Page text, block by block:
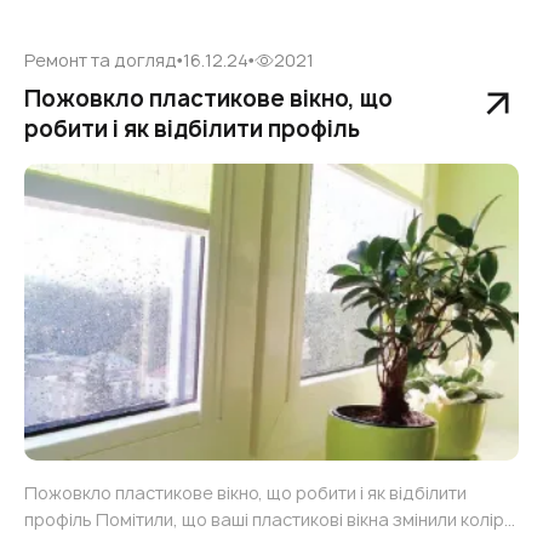
монтажу або вікон із надто дешевих матеріалів. Справжні
якісні металопластикові вікна — це довгострокова
інвестиція у комфорт вашог
Ремонт та догляд 16.12.24 2021
Пожовкло пластикове вікно, що
робити і як відбілити профіль
Пожовкло пластикове вікно, що робити і як відбілити
профіль Помітили, що ваші пластикові вікна змінили колір?